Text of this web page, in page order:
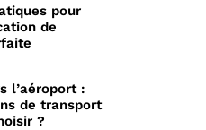
pour
de
l’aéroport :
de transport
?